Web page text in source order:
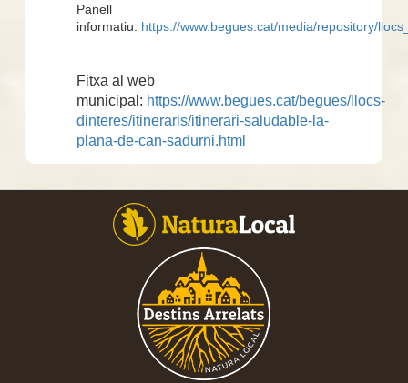
Panell
informatiu: https://www.begues.cat/media/repository/
Fitxa al web
municipal: https://www.begues.cat/begues/llocs-
dinteres/itineraris/itinerari-saludable-la-
plana-de-can-sadurni.html